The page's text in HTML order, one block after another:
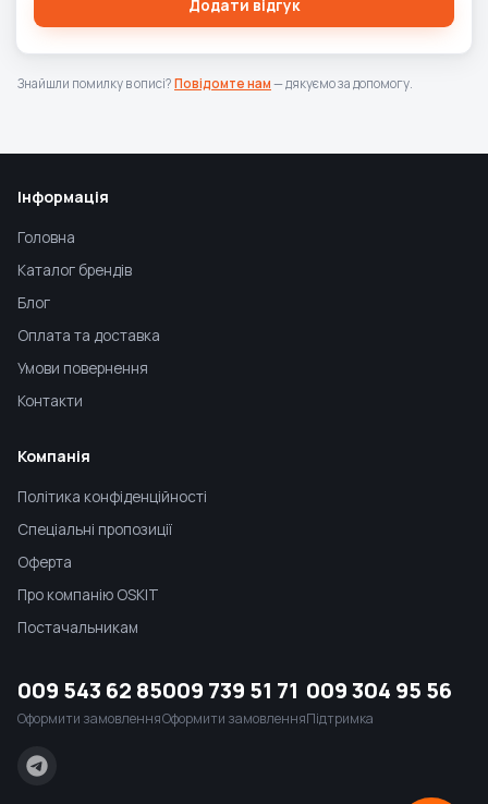
Додати відгук
Знайшли помилку в описі? Повідомте нам — дякуємо за допомогу.
Інформація
Головна
Каталог брендів
Блог
Оплата та доставка
Умови повернення
Контакти
Компанія
Політика конфіденційності
Спеціальні пропозиції
Оферта
Про компанію OSKIT
Постачальникам
009 543 62 85
Оформити замовлення
009 739 51 71
Оформити замовлення
009 304 95 56
Підтримка